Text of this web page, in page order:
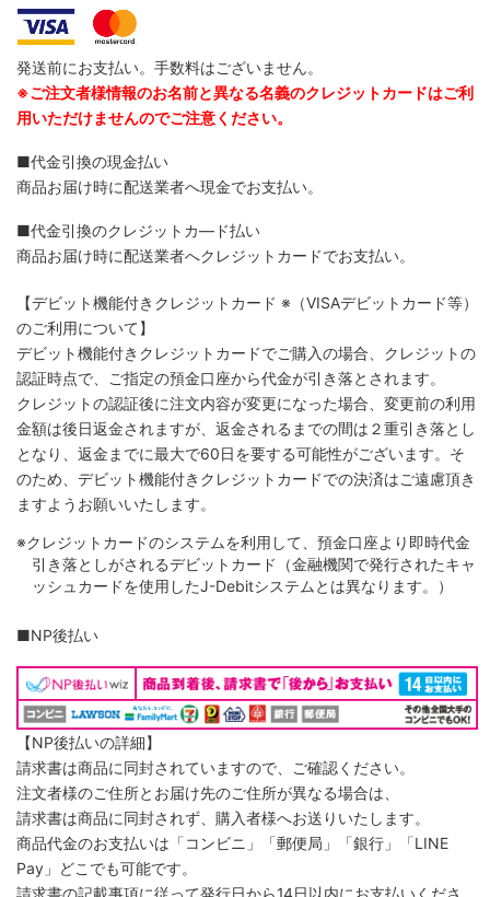
発送前にお支払い。手数料はございません。
※ご注文者様情報のお名前と異なる名義のクレジットカードはご利
用いただけませんのでご注意ください。
■代金引換の現金払い
商品お届け時に配送業者へ現金でお支払い。
■代金引換のクレジットカ―ド払い
商品お届け時に配送業者へクレジットカードでお支払い。
【デビット機能付きクレジットカード ※（VISAデビットカード等）
のご利用について】
デビット機能付きクレジットカードでご購入の場合、クレジットの
認証時点で、ご指定の預金口座から代金が引き落とされます。
クレジットの認証後に注文内容が変更になった場合、変更前の利用
金額は後日返金されますが、返金されるまでの間は２重引き落とし
となり、返金までに最大で60日を要する可能性がございます。そ
のため、デビット機能付きクレジットカードでの決済はご遠慮頂き
ますようお願いいたします。
※クレジットカードのシステムを利用して、預金口座より即時代金
引き落としがされるデビットカード（金融機関で発行されたキャ
ッシュカードを使用したJ-Debitシステムとは異なります。）
■NP後払い
【NP後払いの詳細】
請求書は商品に同封されていますので、ご確認ください。
注文者様のご住所とお届け先のご住所が異なる場合は、
請求書は商品に同封されず、購入者様へお送りいたします。
商品代金のお支払いは「コンビニ」「郵便局」「銀行」「LINE
Pay」どこでも可能です。
請求書の記載事項に従って発行日から14日以内にお支払いくださ